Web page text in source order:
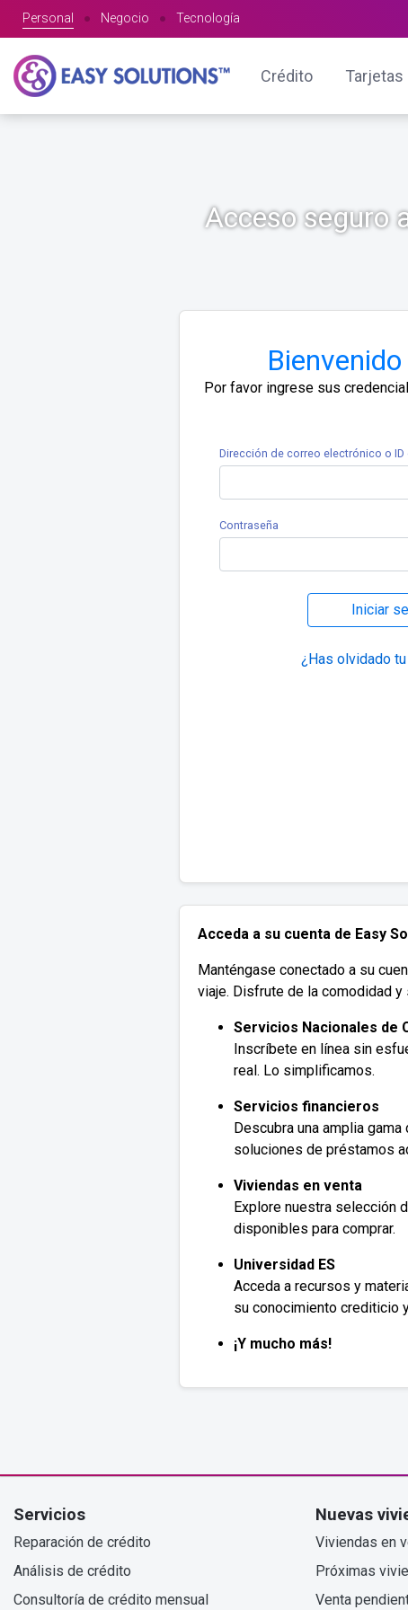
Personal ● Negocio ● Tecnología
Crédito Tarjetas
Acceso seguro
Por favor ingrese sus
Dirección de correo electrónico o ID
Contraseña
Iniciar
¿Has olvidado
Acceda a su cuenta de Easy
Manténgase conectado a su
viaje. Disfrute de la comodidad
Servicios Nacionales de
Inscríbete en línea sin
real. Lo simplificamos.
Servicios financieros
Descubra una amplia
soluciones de préstamos
Viviendas en venta
Explore nuestra selección
disponibles para comprar.
Universidad ES
Acceda a recursos y
su conocimiento crediticio
¡Y mucho más!
Servicios
Reparación de crédito
Análisis de crédito
Consultoría de crédito mensual
Nuevas
Viviendas en
Próximas
Venta